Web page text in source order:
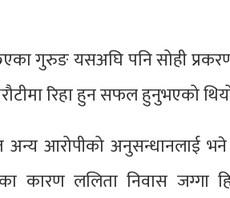
गुरुङ यसअघि पनि सोही
रिहा हुन सफल हुनुभएको
आरोपीको अनुसन्धानलाई भने
कारण ललिता निवास जग्गा